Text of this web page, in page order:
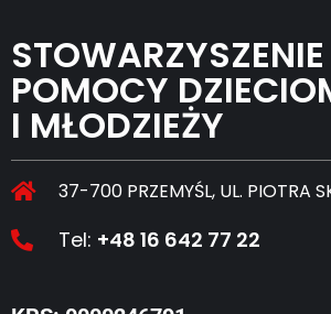
STOWARZYSZENIE
POMOCY
I MŁODZIEŻY
37-700 PRZEMYŚL, UL. PIOTRA
Tel: +48 16 642 77 22